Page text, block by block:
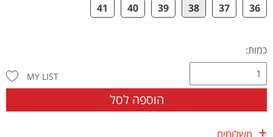
36
37
38
39
40
41
כמות:
הוספה לסל
MY LIST
משלוחים